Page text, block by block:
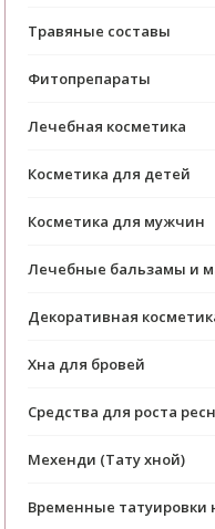
Травяные составы
Фитопрепараты
Лечебная косметика
Косметика для детей
Косметика для мужчин
Лечебные бальзамы и
Декоративная
Хна для бровей
Средства для роста
Мехенди (Тату хной)
Временные татуировки